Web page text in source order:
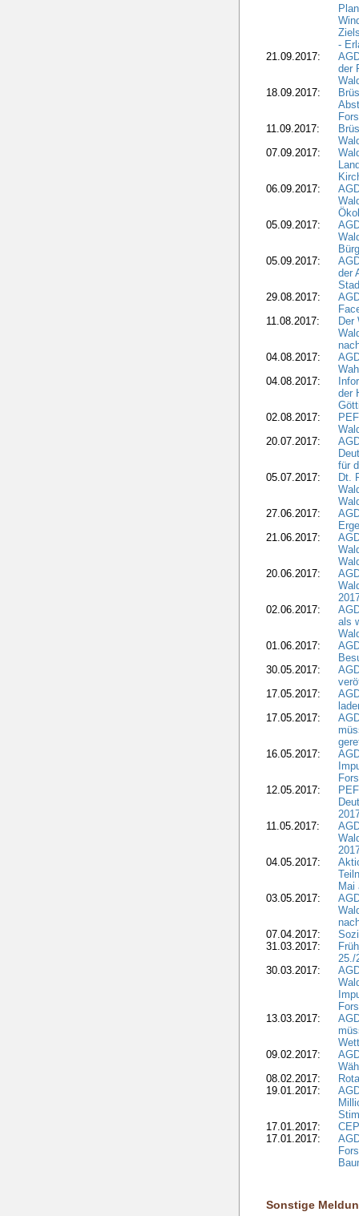
-
21.09.2017:
der
18.09.2017:
11.09.2017:
07.09.2017:
06.09.2017:
05.09.2017:
05.09.2017:
der
29.08.2017:
11.08.2017:
Der
04.08.2017:
04.08.2017:
der
02.08.2017:
20.07.2017:
für
05.07.2017:
Dt.
27.06.2017:
21.06.2017:
20.06.2017:
02.06.2017:
als
01.06.2017:
30.05.2017:
17.05.2017:
17.05.2017:
16.05.2017:
12.05.2017:
11.05.2017:
04.05.2017:
Mai
03.05.2017:
07.04.2017:
31.03.2017:
25./
30.03.2017:
13.03.2017:
09.02.2017:
08.02.2017:
19.01.2017:
17.01.2017:
17.01.2017:
Sonstige